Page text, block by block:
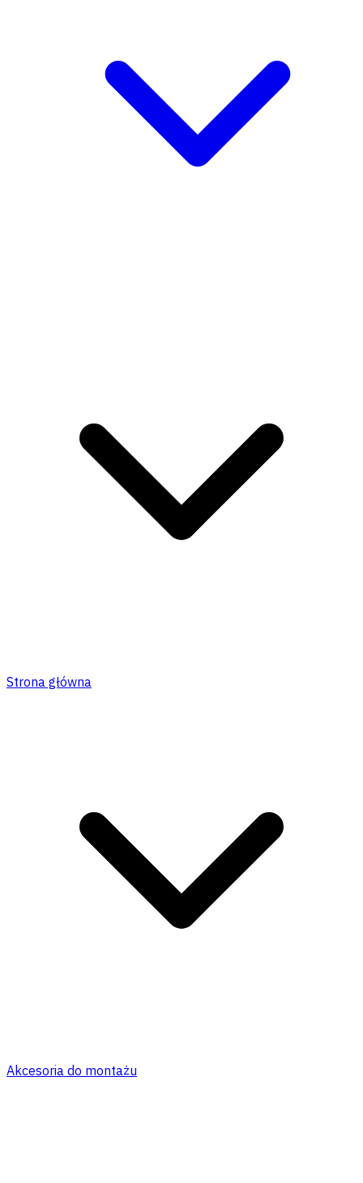
Strona główna
Akcesoria do montażu